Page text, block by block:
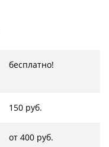
бесплатно!
150 руб.
от 400 руб.